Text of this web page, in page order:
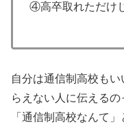
④高卒取れただけ
自分は通信制高校も
らえない人に伝える
「通信制高校なんて